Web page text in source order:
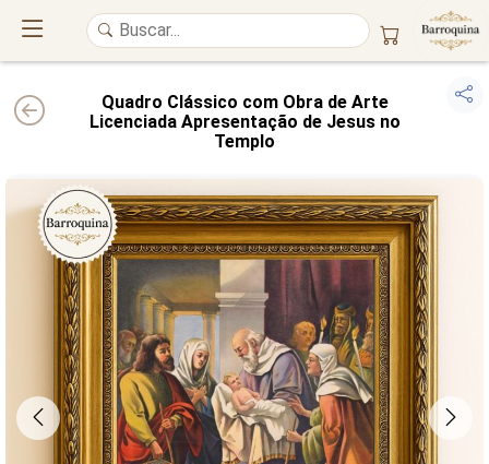
UM ATELIÊ 100% FINE ART
Trazemos a imponência dasmaiores obras de arte do mundopara o
alto padrão da sua casa. Nosso acervo reúne a genialidade de
grandes
pintores renomados , resgatandoartes reais e o requinte inconfundível
das obras doséculo XIX. Produção artesanal emCanvas 100% Algodão
molduras emMadeira Maciça e impressão comPigmentação Mineral
Quadro Clássico com Obra de Arte
Licenciada Apresentação de Jesus no
Templo